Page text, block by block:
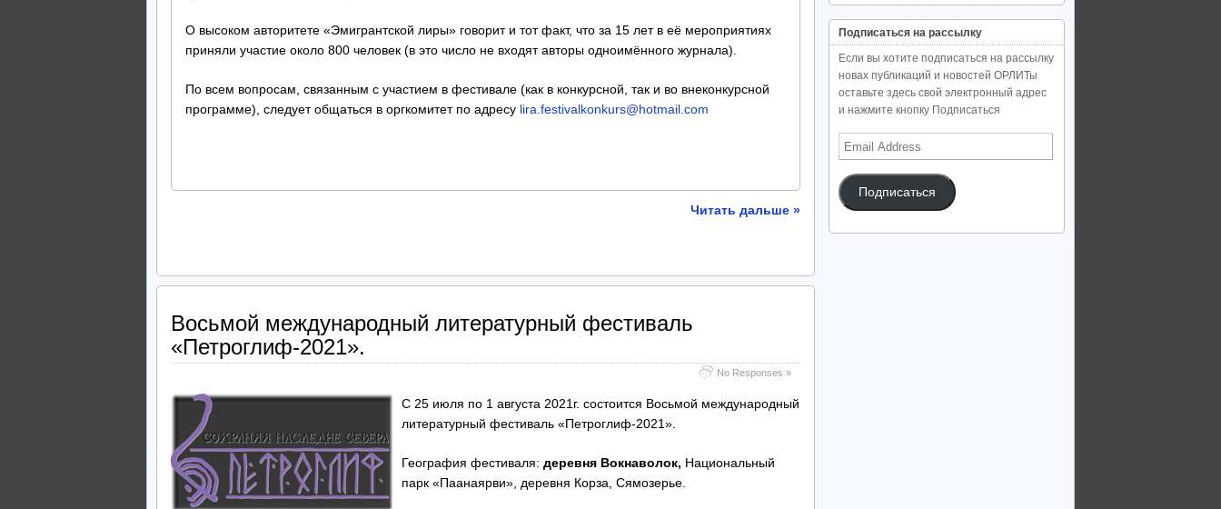
О высоком авторитете «Эмигрантской лиры» говорит и тот факт, что за 15 лет в её мероприятиях
приняли участие около 800 человек (в это число не входят авторы одноимённого журнала).
По всем вопросам, связанным с участием в фестивале (как в конкурсной, так и во внеконкурсной
программе), следует общаться в оргкомитет по адресу lira.festivalkonkurs@hotmail.com
Читать дальше »
Восьмой международный литературный фестиваль
«Петроглиф-2021».
No Responses »
С 25 июля по 1 августа 2021г. состоится Восьмой международный
литературный фестиваль «Петроглиф-2021».
География фестиваля: деревня Вокнаволок, Национальный
парк «Паанаярви», деревня Корза, Сямозерье.
Подписаться на рассылку
Если вы хотите подписаться на рассылку
новах публикаций и новостей ОРЛИТы
оставьте здесь свой электронный адрес
и нажмите кнопку Подписаться
Email
Address
Подписаться